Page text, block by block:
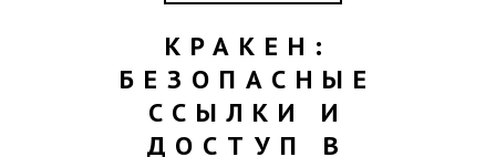
КРАКЕН:
БЕЗОПАСНЫЕ
ССЫЛКИ И
ДОСТУП В